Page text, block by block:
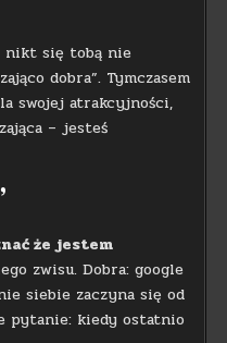
nikt się tobą nie
dobra”. Tymczasem
swojej atrakcyjności,
– jesteś
że jestem
zwisu. Dobra: google
siebie zaczyna się od
pytanie: kiedy ostatnio